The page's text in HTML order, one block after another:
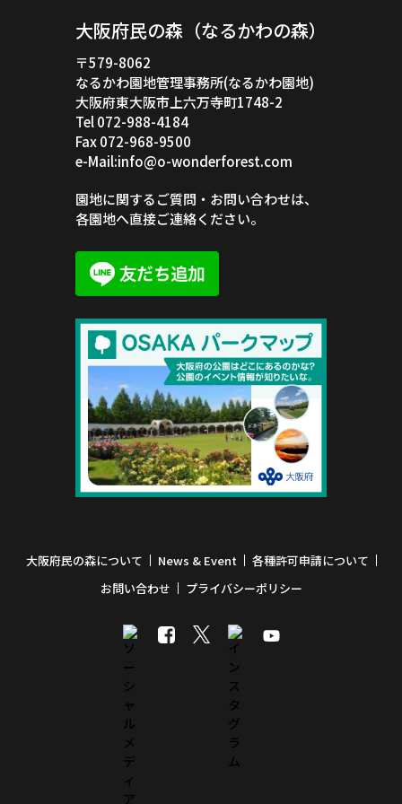
大阪府民の森（なるかわの森）
〒579-8062
なるかわ園地管理事務所(なるかわ園地)
大阪府東大阪市上六万寺町1748-2
Tel 072-988-4184
Fax 072-968-9500
e-Mail:info@o-wonderforest.com
園地に関するご質問・お問い合わせは、
各園地へ直接ご連絡ください。
大阪府民の森について News & Event
各種許可申請について
お問い合わせ
プライバシーポリシー